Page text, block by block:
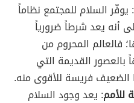
: يوفّر السلام للمجتمع نظاماً
أنه يعد شرطاً ضرورياً
فالعالم المحروم من
بالعصور القديمة التي
الضعيف فريسة للأقوى منه.
للأمم: يعد وجود السلام